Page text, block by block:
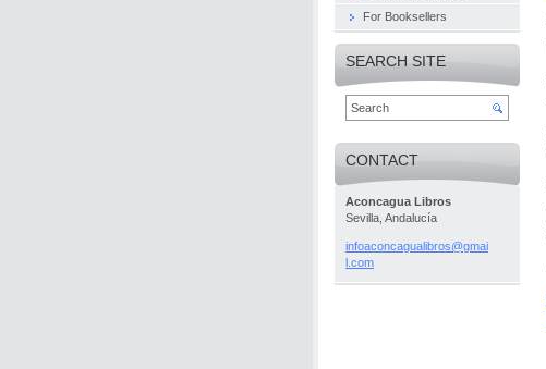
For Booksellers
SEARCH SITE
CONTACT
Aconcagua Libros
Sevilla, Andalucía
infoaconcagualibros@gmai
l.com